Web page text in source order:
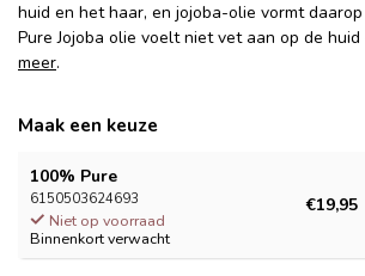
huid en het haar, en jojoba-olie vormt
Pure Jojoba olie voelt niet vet aan op de
meer.
Maak een keuze
100% Pure
6150503624693
Niet op voorraad
Binnenkort verwacht
€19,95